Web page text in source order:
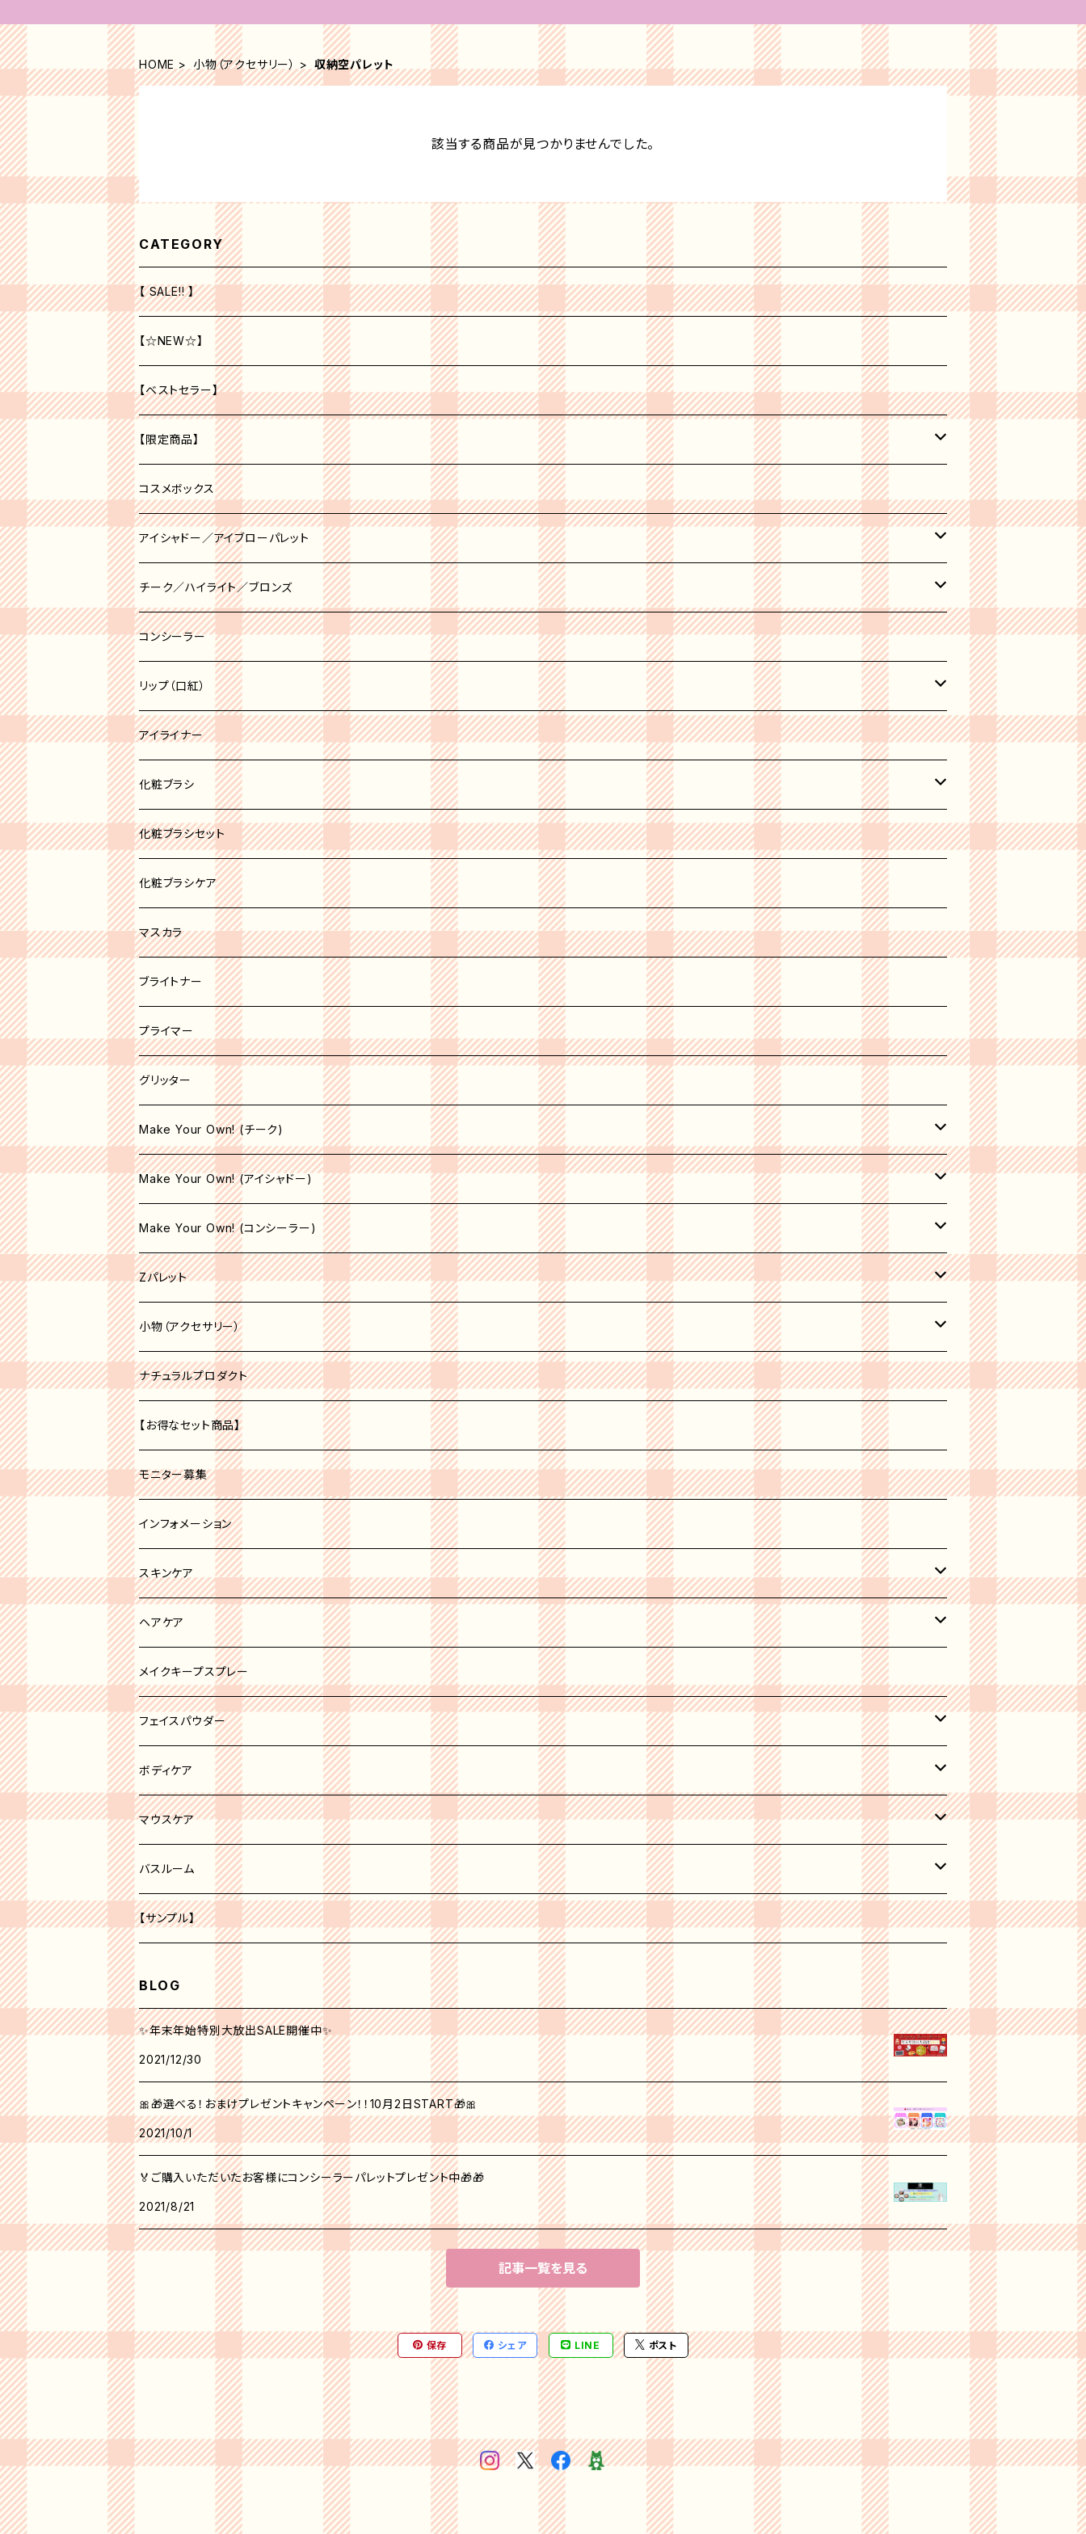
HOME 小物（アクセサリー） 収納空パレット
該当する商品が見つかりませんでした。
CATEGORY
【 SALE!! 】
【☆NEW☆】
【ベストセラー】
【限定商品】
福袋
コスメボックス
アイシャドー／アイブローパレット
アイブロー
アイシャドー
チーク／ハイライト／ブロンズ
チーク
チークポット
ハイライト
ブロンズ
コンシーラー
リップ（口紅）
リップパレット
リップスティック
リップグロス
リップバーム
リップライナー
アイライナー
化粧ブラシ
ブラシセット
カブキブラシ
シャドウブラシ
チーク＆パウダーブラシ
ファンデーションブラシ
ライナーブラシ
コンシーラーブラシ
エリートブラシ
リップブラシ
化粧ブラシセット
化粧ブラシケア
マスカラ
ブライトナー
プライマー
グリッター
Make Your Own! (チーク)
収納空パレット
マット
シマー
サテン
Make Your Own! (アイシャドー)
サテン
オペーク
シア―
セミオペーク
シマー
シア―
オペーク
マット
シア―
オペーク
収納空パレット
ベージュ系
ホワイト系
ブラック系
グレー系
ブルー系
ブラウン系
ピンク系
イエロー系
レッド系
オレンジ系
パープル系
クリエイティブ ミー No.1
シンクピンクパレット
フォールフェスティバル
ウィンターベリーパレット
Make Your Own! (コンシーラー)
収納空パレット
Zパレット
パレット
アクセサリー
小物（アクセサリー）
コスメオーガナイザー
収納空パレット
ブラシカバー
その他
ナチュラルプロダクト
【お得なセット商品】
モニター募集
インフォメーション
スキンケア
リップトリートメント
ボディケア
ニキビケア
洗顔
化粧水
美容液
ピーリング
クリーム
角質ケア
日焼け止め
マスク
ヘアケア
ヘアオイル
メイクキープスプレー
フェイスパウダー
ハイライト
ボディケア
ボディークリーム
マウスケア
歯磨き粉
バスルーム
トイレ
【サンプル】
BLOG
✨年末年始特別大放出SALE開催中✨
2021/12/30
🎀🎁選べる！おまけプレゼントキャンペーン！！10月2日START🎁🎀
2021/10/1
🏅ご購入いただいたお客様にコンシーラーパレットプレゼント中🎁🎁
2021/8/21
記事一覧を見る
保存 シェア LINE ポスト